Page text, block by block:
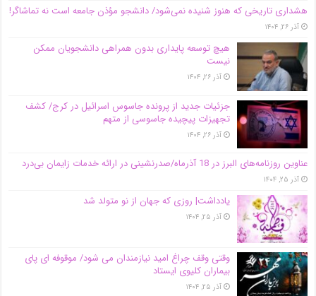
هشداری تاریخی که هنوز شنیده نمی‌شود/ دانشجو مؤذن جامعه است نه تماشاگر!
آذر ۲۶, ۱۴۰۴
هیچ توسعه پایداری بدون همراهی دانشجویان ممکن
نیست
آذر ۲۶, ۱۴۰۴
جزئیات جدید از پرونده جاسوس اسرائیل در کرج/‌ کشف
تجهیزات پیچیده جاسوسی از متهم
آذر ۲۶, ۱۴۰۴
عناوین روزنامه‌های البرز در ‌18 آذرماه/صدرنشینی در ارائه خدمات زایمان بی‌درد
آذر ۲۵, ۱۴۰۴
یادداشت| روزی که جهان از نو متولد شد
آذر ۲۵, ۱۴۰۴
وقتی وقف چراغ امید نیازمندان می شود/ موقوفه ای پای
بیماران کلیوی ایستاد
آذر ۲۵, ۱۴۰۴